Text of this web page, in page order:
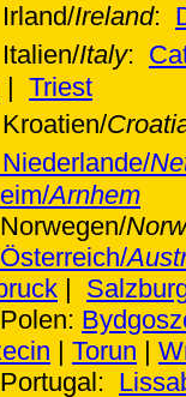
Irland/Ireland:
Italien/Italy:
| Triest
Kroatien/
Niederlande/
Arnhem
Norwegen/
Österreich/
|
Polen:
| Torun |
Portugal: